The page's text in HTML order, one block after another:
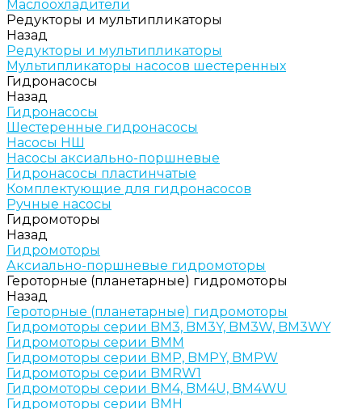
Маслоохладители
Редукторы и мультипликаторы
Назад
Редукторы и мультипликаторы
Мультипликаторы насосов шестеренных
Гидронасосы
Назад
Гидронасосы
Шестеренные гидронасосы
Насосы НШ
Насосы аксиально-поршневые
Гидронасосы пластинчатые
Комплектующие для гидронасосов
Ручные насосы
Гидромоторы
Назад
Гидромоторы
Аксиально-поршневые гидромоторы
Героторные (планетарные) гидромоторы
Назад
Героторные (планетарные) гидромоторы
Гидромоторы серии BM3, BM3Y, BM3W, BM3WY
Гидромоторы серии BMM
Гидромоторы серии BMP, BMPY, BMPW
Гидромоторы серии BMRW1
Гидромоторы серии BМ4, BM4U, BМ4WU
Гидромоторы серии BМH